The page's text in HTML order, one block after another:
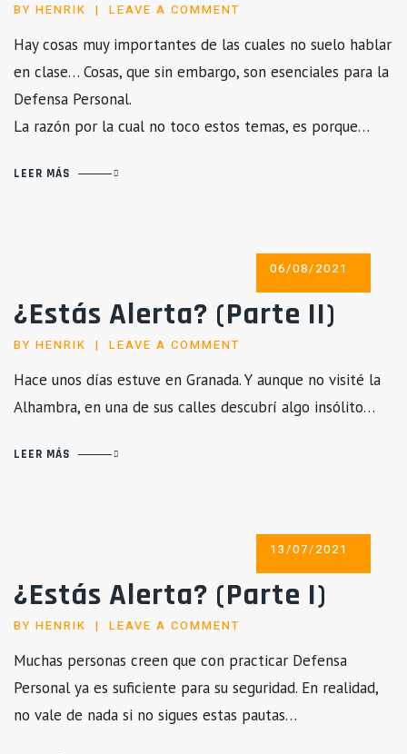
BY HENRIK LEAVE A COMMENT
Hay cosas muy importantes de las cuales no suelo hablar
en clase… Cosas, que sin embargo, son esenciales para la
Defensa Personal.
La razón por la cual no toco estos temas, es porque…
LEER MÁS
¿Estás Alerta? (Parte II)
POSTED
ON
06/08/2021
BY HENRIK LEAVE A COMMENT
Hace unos días estuve en Granada. Y aunque no visité la
Alhambra, en una de sus calles descubrí algo insólito…
LEER MÁS
¿Estás Alerta? (Parte I)
POSTED
ON
13/07/2021
BY HENRIK LEAVE A COMMENT
Muchas personas creen que con practicar Defensa
Personal ya es suficiente para su seguridad. En realidad,
no vale de nada si no sigues estas pautas…